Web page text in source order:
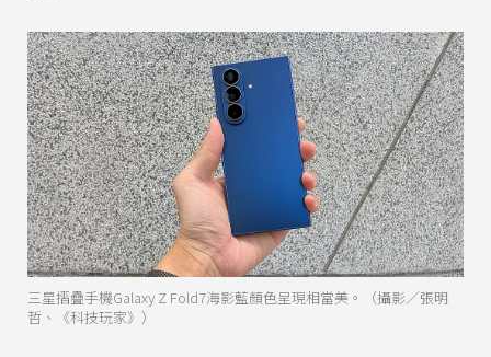
三星摺疊手機Galaxy Z Fold7海影藍顏色呈現相當美。（攝影／張明
哲、《科技玩家》）